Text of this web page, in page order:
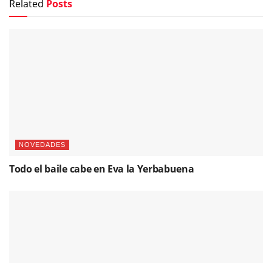
Related Posts
NOVEDADES
Todo el baile cabe en Eva la Yerbabuena